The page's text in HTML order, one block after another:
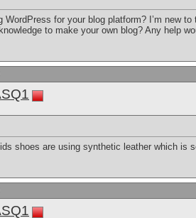
WordPress for your blog platform? I’m new
to make your own blog? Any help
shoes are using synthetic leather which is